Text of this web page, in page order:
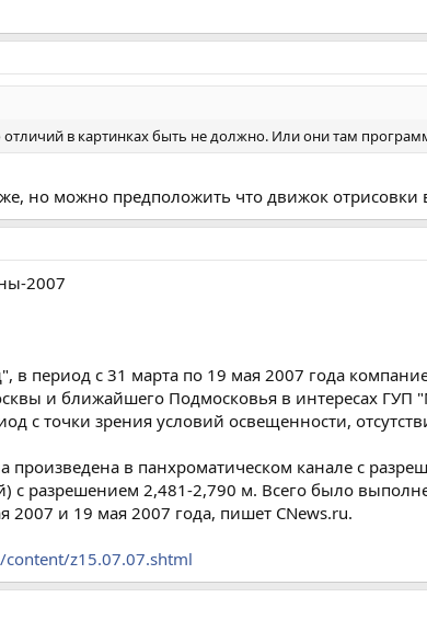
отличий в картинках быть не должно. Или они там
но можно предположить что движок отрисовки
2007
в период с 31 марта по 19 мая 2007 года
и ближайшего Подмосковья в интересах ГУП
с точки зрения условий освещенности,
произведена в панхроматическом канале с
с разрешением 2,481-2,790 м. Всего было
2007 и 19 мая 2007 года, пишет CNews.ru.
z15.07.07.shtml